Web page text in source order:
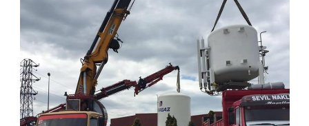
Hizmet Bölgelerimiz
Blog
Referanslar
İletişim